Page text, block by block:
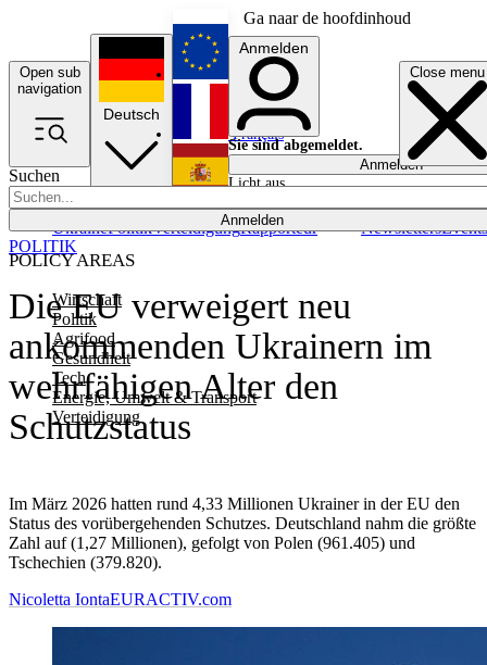
Ga naar de hoofdinhoud
Open sub
navigation
Close menu
Suchen
Anmelden
POLICY AREAS
Wirtschaft
Politik
Agrifood
Gesundheit
Tech
Energie, Umwelt & Transport
Verteidigung
UkrainePolitikVerteidigungRapporteur NewslettersEvents
Deutsch
English
Français
Anmelden
Sie sind abgemeldet.
Anmelden
Licht aus
Die EU verweigert neu
ankommenden Ukrainern im
wehrfähigen Alter den
Schutzstatus
Im März 2026 hatten rund 4,33 Millionen Ukrainer in der EU den
Status des vorübergehenden Schutzes. Deutschland nahm die größte
Zahl auf (1,27 Millionen), gefolgt von Polen (961.405) und
Tschechien (379.820).
POLITIK
Nicoletta IontaEURACTIV.com